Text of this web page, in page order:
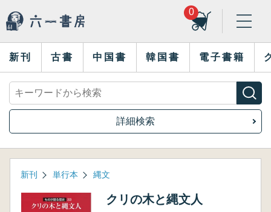
0
新刊 古書 中国書 韓国書 電子書籍
詳細検索
新刊 単行本 縄文
クリの木と縄文人